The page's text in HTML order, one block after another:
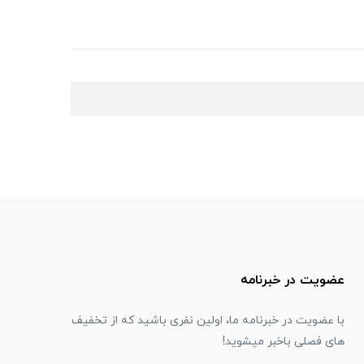
عضویت در خبرنامه
با عضویت در خبرنامه ما، اولین نفری باشید که از تخفیف
های فصلی باخبر میشوید!